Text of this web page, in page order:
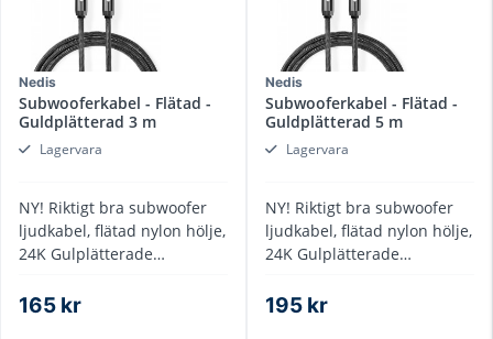
Nedis
Subwooferkabel - Flätad -
Guldplätterad 3 m
Lagervara
NY! Riktigt bra subwoofer
ljudkabel, flätad nylon hölje,
24K Gulplätterade
skärmning
165 kr
Nedis
Subwooferkabel - Flätad -
Guldplätterad 5 m
Lagervara
NY! Riktigt bra subwoofer
ljudkabel, flätad nylon hölje,
24K Gulplätterade
skärmning
195 kr